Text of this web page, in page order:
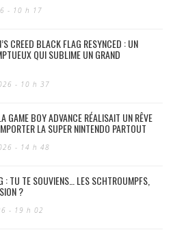
- 10 h 17
CREED BLACK FLAG RESYNCED : UN
QUI SUBLIME UN GRAND
- 10 h 37
GAME BOY ADVANCE RÉALISAIT UN RÊVE
LA SUPER NINTENDO PARTOUT
- 14 h 48
: TU TE SOUVIENS… LES SCHTROUMPFS,
?
- 19 h 02